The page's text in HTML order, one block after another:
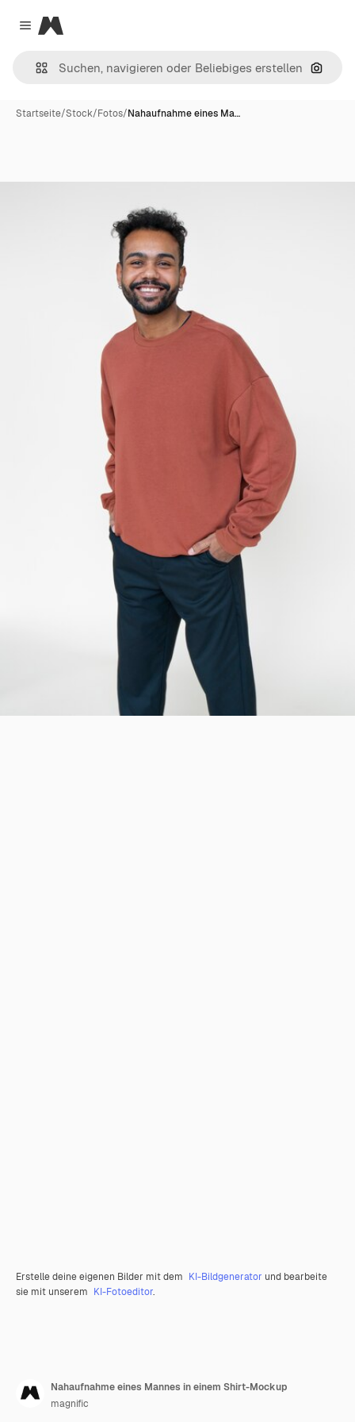
Close menu
Magnific
Nach
Startseite/Stock/Fotos/Nahaufnahme eines Ma…
Erstelle deine eigenen Bilder mit dem KI-Bildgenerator und bearbeite
sie mit unserem KI-Fotoeditor.
Nahaufnahme eines Mannes in einem Shirt-Mockup
magnific